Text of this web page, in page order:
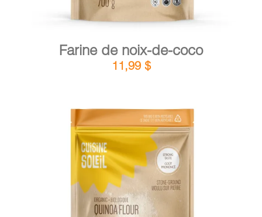
Farine de noix-de-coco
11,99 $
AJOUTER AU PANIER